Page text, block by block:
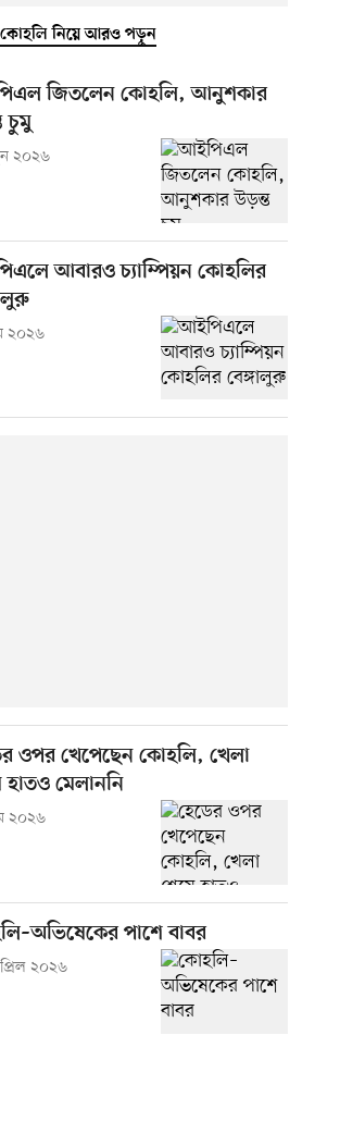
কোহলি নিয়ে আরও পড়ুন
জিতলেন কোহলি, আনুশকার
চুমু
২০২৬
আবারও চ্যাম্পিয়ন কোহলির
২০২৬
ওপর খেপেছেন কোহলি, খেলা
হাতও মেলাননি
২০২৬
পাশে বাবর
২০২৬